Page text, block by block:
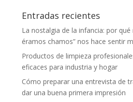
Entradas recientes
La nostalgia de la infancia: por qué
éramos chamos” nos hace sentir
Productos de limpieza
eficaces para industria y hogar
Cómo preparar una entrevista de
dar una buena primera impresión